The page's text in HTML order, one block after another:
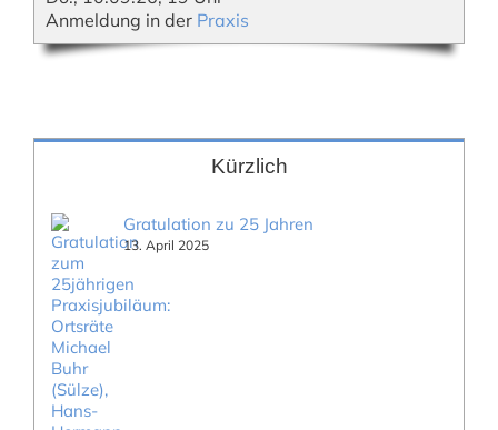
Anmeldung in der Praxis
Kürzlich
Gratulation zu 25 Jahren
13. April 2025